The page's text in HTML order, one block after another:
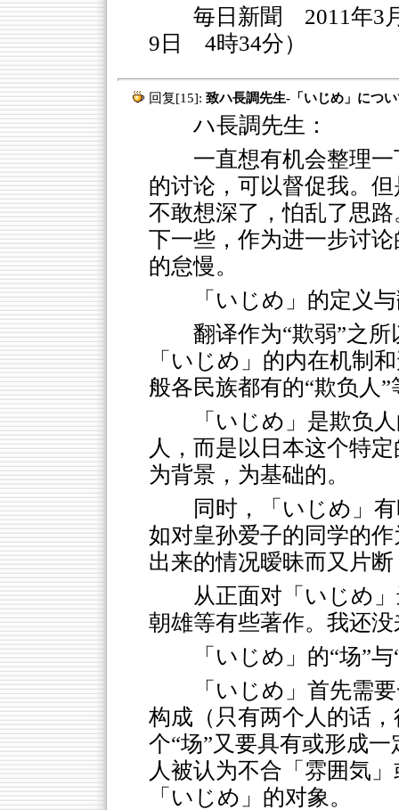
毎日新聞 2011年3
9日 4時34分）
回复[15]: 致ハ長調先生-「いじめ」につ
ハ長調先生：
一直想有机会整理
的讨论，可以督促我。
不敢想深了，怕乱了思
下一些，作为进一步讨
的怠慢。
「いじめ」的定义
翻译作为“欺弱”之
「いじめ」的内在机制
般各民族都有的“欺负人
「いじめ」是欺负
人，而是以日本这个特
为背景，为基础的。
同时，「いじめ」
如对皇孙爱子的同学的
出来的情况暧昧而又片
从正面对「いじめ
朝雄等有些著作。我还
「いじめ」的“场”
「いじめ」首先需
构成（只有两个人的话
个“场”又要具有或形成
人被认为不合「雰囲気
「いじめ」的对象。